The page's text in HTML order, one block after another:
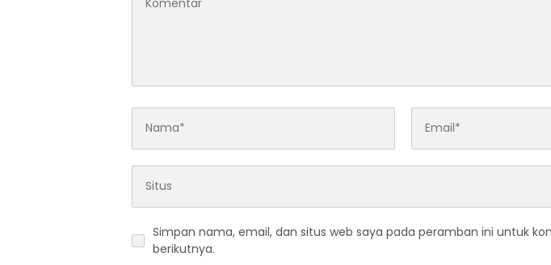
Simpan nama, email, dan situs web saya pada peramban ini untuk
berikutnya.